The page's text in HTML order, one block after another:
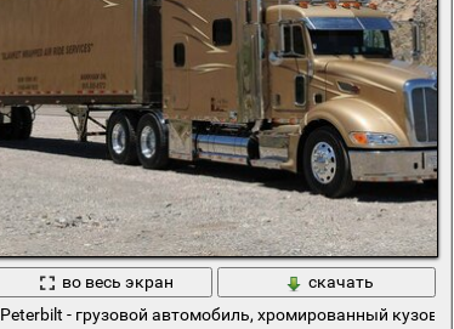
во весь экран
скачать
Peterbilt - грузовой автомобиль, хромированный кузов,